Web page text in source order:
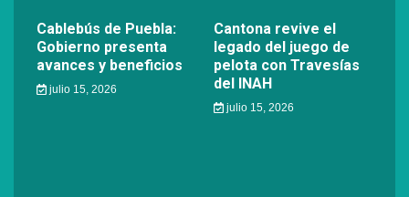
Cablebús de Puebla:
Gobierno presenta
avances y beneficios
julio 15, 2026
Cantona revive el
legado del juego de
pelota con Travesías
del INAH
julio 15, 2026